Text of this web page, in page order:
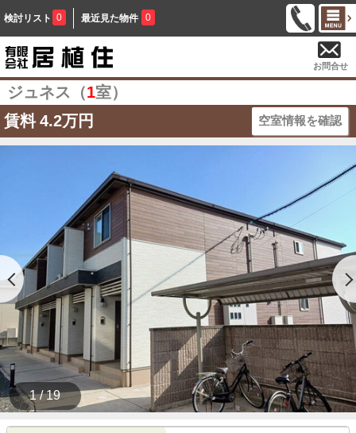
検討リスト 0 最近見た物件 0
お問合せ
ジュネス（1室）
賃料 4.2万円 空室情報を確認
1 / 19